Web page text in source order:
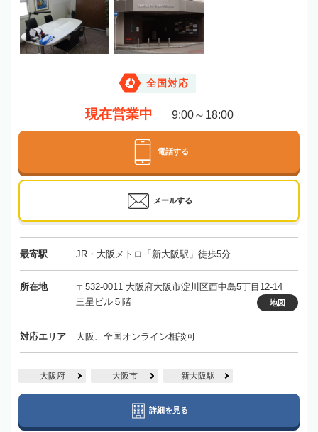
全国対応
現在営業中 9:00～18:00
電話する
メールする
最寄駅 JR・大阪メトロ「新大阪駅」徒歩5分
所在地
〒532-0011 大阪府大阪市淀川区西中島5丁目12-14
三星ビル５階
地図
対応エリア 大阪、全国オンライン相談可
大阪府 大阪市 新大阪駅
詳細を見る